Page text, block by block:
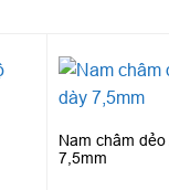
Nam châm
7,5mm